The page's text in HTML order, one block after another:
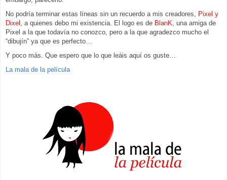
No podría terminar estas líneas sin un recuerdo a mis creadores,
Pixel y
Dixel
, a quienes debo mi existencia. El logo es de BlanK , una amiga de
Pixel a la que todavía no conozco, pero a la que agradezco mucho el
“dibujín” ya que es perfecto…
Y poco más. Que espero que lo que leáis aquí os guste…
La mala de la película